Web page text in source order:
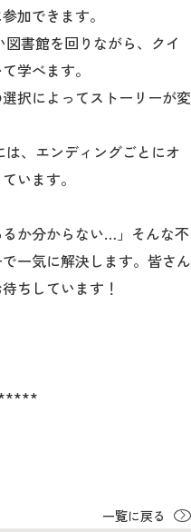
ス
影
加できます。
書館を回りながら、クイ
学べます。
択によってストーリーが変
は、エンディングごとにオ
います。
るか分からない…」そんな不
一気に解決します。皆さん
ちしています！
一覧に戻る